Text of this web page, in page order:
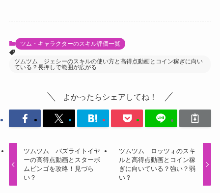
ツム・キャラクターのスキル評価一覧
ツムツム ジェシーのスキルの使い方と高得点動画とコイン稼ぎに向い
ている？長押しで範囲が広がる
よかったらシェアしてね！
ツムツム バズライトイヤ
ーの高得点動画とスターボ
ムビンゴを攻略！見づら
い？
ツムツム ロッツォのスキ
ルと高得点動画とコイン稼
ぎに向いている？強い？弱
い？